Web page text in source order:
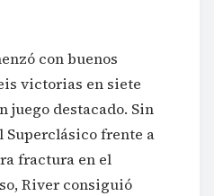
con buenos
victorias en siete
juego destacado. Sin
Superclásico frente a
fractura en el
River consiguió